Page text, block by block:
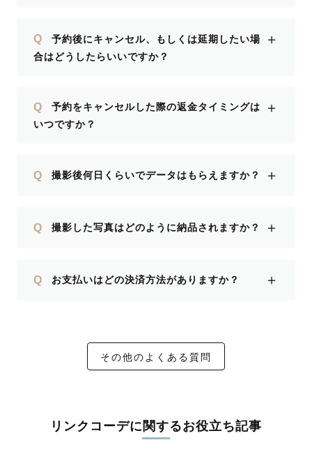
Q
予約後にキャンセル、もしくは延期したい場
合はどうしたらいいですか？
＋
Q
予約をキャンセルした際の返金タイミングは
いつですか？
＋
Q 撮影後何日くらいでデータはもらえますか？ ＋
Q 撮影した写真はどのように納品されますか？ ＋
Q お支払いはどの決済方法がありますか？ ＋
その他のよくある質問
リンクコーデに関するお役立ち記事